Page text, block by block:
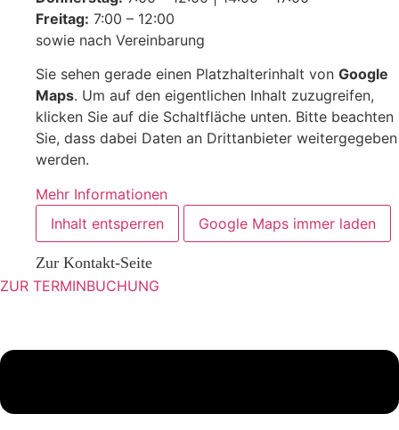
Freitag: 7:00 – 12:00
sowie nach Vereinbarung
Sie sehen gerade einen Platzhalterinhalt von Google
Maps. Um auf den eigentlichen Inhalt zuzugreifen,
klicken Sie auf die Schaltfläche unten. Bitte beachten
Sie, dass dabei Daten an Drittanbieter weitergegeben
werden.
Mehr Informationen
Inhalt entsperren
Google Maps immer laden
Zur Kontakt-Seite
ZUR TERMINBUCHUNG